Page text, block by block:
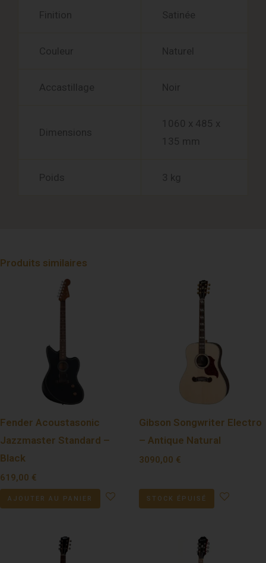
Finition Satinée
Couleur Naturel
Accastillage Noir
Dimensions
1060 x 485 x
135 mm
Poids 3 kg
Produits similaires
Fender Acoustasonic
Jazzmaster Standard –
Black
619,00 €
AJOUTER AU PANIER
Gibson Songwriter Electro
– Antique Natural
3090,00 €
STOCK ÉPUISÉ